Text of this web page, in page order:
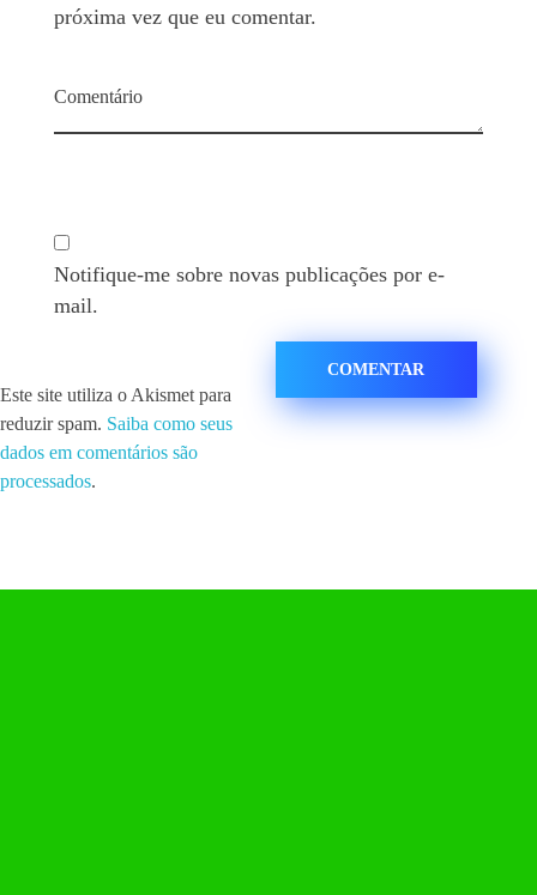
próxima vez que eu comentar.
Comentário
Notifique-me sobre novas publicações por e-
mail.
Este site utiliza o Akismet para
reduzir spam. Saiba como seus
dados em comentários são
processados.